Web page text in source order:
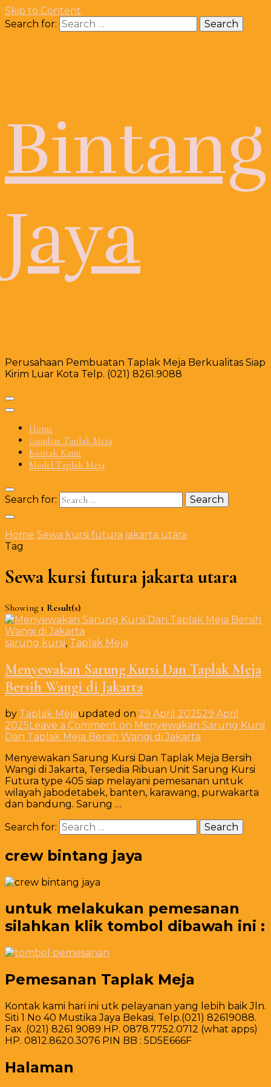
Skip to Content
Search for:
Bintang
Jaya
Perusahaan Pembuatan Taplak Meja Berkualitas Siap
Kirim Luar Kota Telp. (021) 8261.9088
Home
Gambar Taplak Meja
Kontak Kami
Model Taplak Meja
Search for:
Home Sewa kursi futura jakarta utara
Tag
Sewa kursi futura jakarta utara
Showing 1 Result(s)
sarung kursi, Taplak Meja
Menyewakan Sarung Kursi Dan Taplak Meja
Bersih Wangi di Jakarta
by Taplak Mejaupdated on 29 April 202529 April
2025Leave a Comment on Menyewakan Sarung Kursi
Dan Taplak Meja Bersih Wangi di Jakarta
Menyewakan Sarung Kursi Dan Taplak Meja Bersih
Wangi di Jakarta, Tersedia Ribuan Unit Sarung Kursi
Futura type 405 siap melayani pemesanan untuk
wilayah jabodetabek, banten, karawang, purwakarta
dan bandung. Sarung …
Search for:
crew bintang jaya
untuk melakukan pemesanan
silahkan klik tombol dibawah ini :
Pemesanan Taplak Meja
Kontak kami hari ini utk pelayanan yang lebih baik Jln.
Siti 1 No 40 Mustika Jaya Bekasi. Telp.(021) 82619088.
Fax .(021) 8261 9089 HP. 0878.7752.0712 (what apps)
HP. 0812.8620.3076 PIN BB : 5D5E666F
Halaman